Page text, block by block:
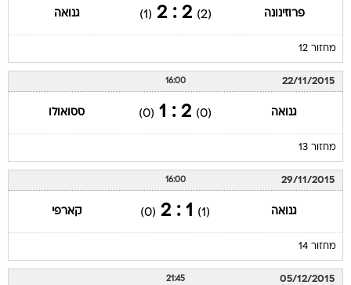
פרוזינונה (2)
2 : 2
(1) גנואה
מחזור 12
22/11/2015
16:00
גנואה (0)
2 : 1
(0) ססואולו
מחזור 13
29/11/2015
16:00
גנואה (1)
1 : 2
(0) קארפי
מחזור 14
05/12/2015
21:45